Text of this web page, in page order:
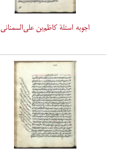
اجوبه اسئلة کاظم‌بن علی‌السمنانی